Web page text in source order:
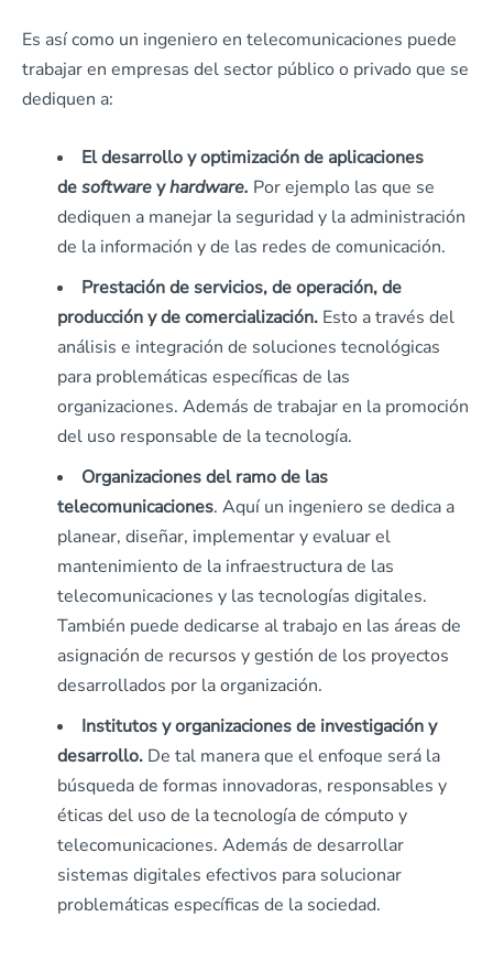
Es así como un ingeniero en telecomunicaciones puede
trabajar en empresas del sector público o privado que se
dediquen a:
El desarrollo y optimización de aplicaciones
desoftwareyhardware. Por ejemplo las que se
dediquen a manejar la seguridad y la administración
de la información y de las redes de comunicación.
Prestación de servicios, de operación, de
producción y de comercialización. Esto a través del
análisis e integración de soluciones tecnológicas
para problemáticas específicas de las
organizaciones. Además de trabajar en la promoción
del uso responsable de la tecnología.
Organizaciones del ramo de las
telecomunicaciones. Aquí un ingeniero se dedica a
planear, diseñar, implementar y evaluar el
mantenimiento de la infraestructura de las
telecomunicaciones y las tecnologías digitales.
También puede dedicarse al trabajo en las áreas de
asignación de recursos y gestión de los proyectos
desarrollados por la organización.
Institutos y organizaciones de investigación y
desarrollo. De tal manera que el enfoque será la
búsqueda de formas innovadoras, responsables y
éticas del uso de la tecnología de cómputo y
telecomunicaciones. Además de desarrollar
sistemas digitales efectivos para solucionar
problemáticas específicas de la sociedad.